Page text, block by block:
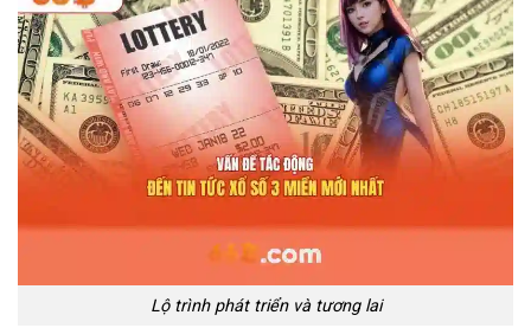
Lộ trình phát triển và tương lai